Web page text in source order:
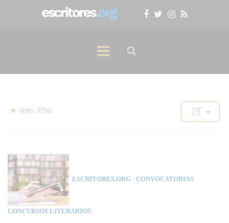
Visto: 3750
ESCRITORES.ORG - CONVOCATORIAS
CONCURSOS LITERARIOS